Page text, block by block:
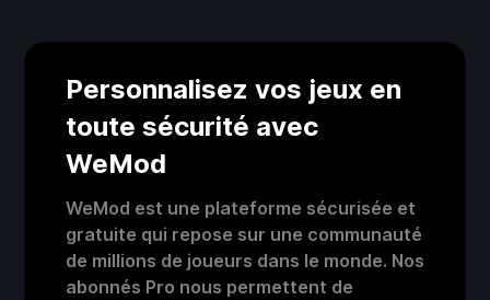
Personnalisez vos jeux en
toute sécurité avec
WeMod
WeMod est une plateforme sécurisée et
gratuite qui repose sur une communauté
de millions de joueurs dans le monde. Nos
abonnés Pro nous permettent de